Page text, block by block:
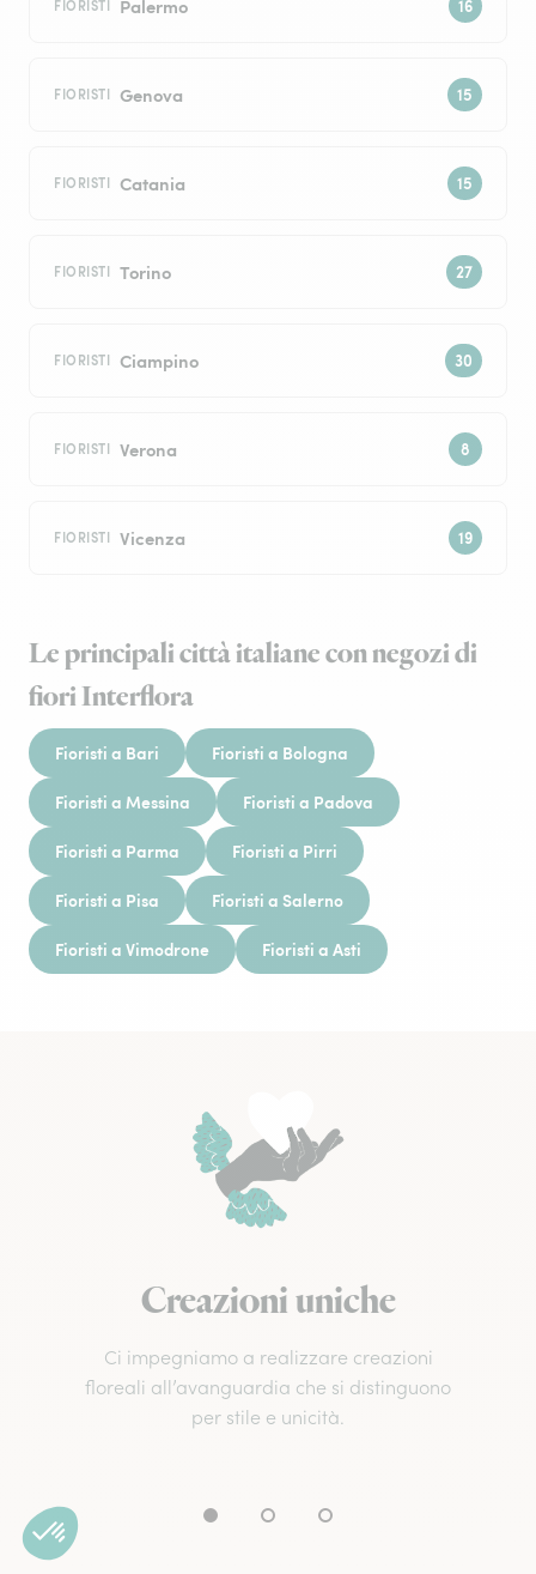
FIORISTI Palermo
FIORISTI Genova
FIORISTI Catania
FIORISTI Torino
FIORISTI Ciampino
FIORISTI Verona
FIORISTI Vicenza
Le principali città italiane con negozi di
fiori Interflora
Fioristi a Bari Fioristi a Bologna
Fioristi a Messina Fioristi a Padova
Fioristi a Parma Fioristi a Pirri
Fioristi a Pisa Fioristi a Salerno
Fioristi a Vimodrone Fioristi a Asti
Creazioni uniche
Ci impegniamo a realizzare creazioni
floreali all’avanguardia che si distinguono
per stile e unicità.